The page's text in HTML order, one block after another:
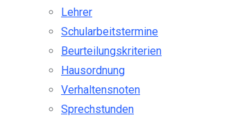
Lehrer
Schularbeitstermine
Beurteilungskriterien
Hausordnung
Verhaltensnoten
Sprechstunden